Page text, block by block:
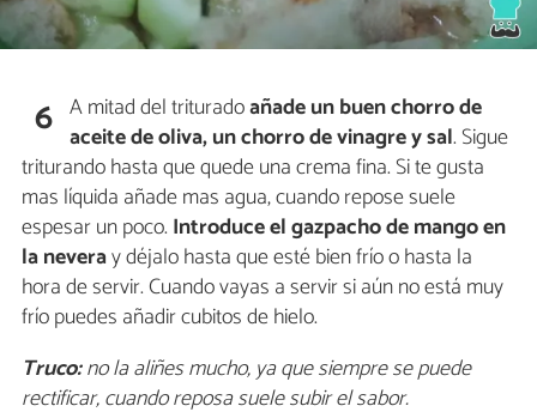
6 A mitad del trituradoañade un buen chorro de
aceite de oliva, un chorro de vinagre y sal. Sigue
triturando hasta que quede una crema fina. Si te gusta
mas líquida añade mas agua, cuando repose suele
espesar un poco. Introduce el gazpacho de mango en
la neveray déjalo hasta que esté bien frío o hasta la
hora de servir. Cuando vayas a servir si aún no está muy
frío puedes añadir cubitos de hielo.
Truco:no la aliñes mucho, ya que siempre se puede
rectificar, cuando reposa suele subir el sabor.